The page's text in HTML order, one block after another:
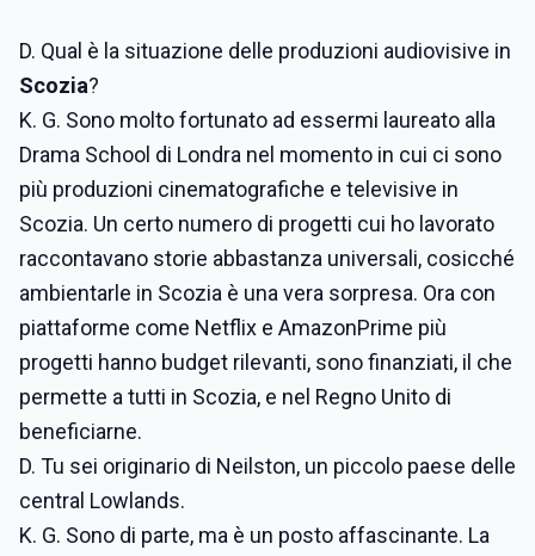
D. Qual è la situazione delle produzioni audiovisive in
Scozia?
K. G. Sono molto fortunato ad essermi laureato alla
Drama School di Londra nel momento in cui ci sono
più produzioni cinematografiche e televisive in
Scozia. Un certo numero di progetti cui ho lavorato
raccontavano storie abbastanza universali, cosicché
ambientarle in Scozia è una vera sorpresa. Ora con
piattaforme come Netflix e AmazonPrime più
progetti hanno budget rilevanti, sono finanziati, il che
permette a tutti in Scozia, e nel Regno Unito di
beneficiarne.
D. Tu sei originario di Neilston, un piccolo paese delle
central Lowlands.
K. G. Sono di parte, ma è un posto affascinante. La